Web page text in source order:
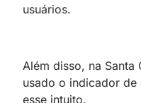
usuários.
Além disso, na Santa
usado o indicador de
esse intuito.